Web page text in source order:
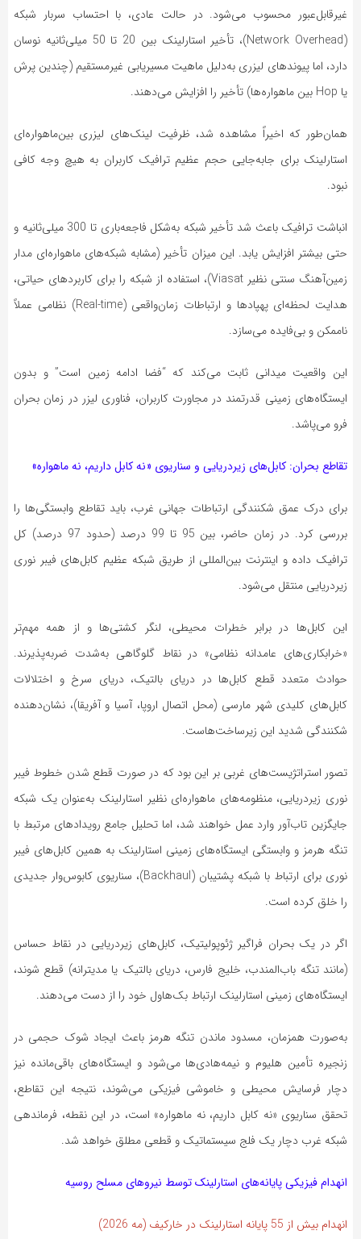
غیرقابل‌عبور محسوب می‌شود. در حالت عادی، با احتساب سربار شبکه
(Network Overhead)، تأخیر استارلینک بین 20 تا 50 میلی‌ثانیه نوسان
دارد، اما پیوندهای لیزری به‌دلیل ماهیت مسیریابی غیرمستقیم (چندین پرش
یا Hop بین ماهواره‌ها) تأخیر را افزایش می‌دهند.
همان‌طور که اخیراً مشاهده شد، ظرفیت لینک‌های لیزری بین‌ماهواره‌ای
استارلینک برای جابه‌جایی حجم عظیم ترافیک کاربران به هیچ وجه کافی
نبود.
انباشت ترافیک باعث شد تأخیر شبکه به‌شکل فاجعه‌باری تا 300 میلی‌ثانیه و
حتی بیشتر افزایش یابد. این میزان تأخیر (مشابه شبکه‌های ماهواره‌ای مدار
زمین‌آهنگ سنتی نظیر Viasat)، استفاده از شبکه را برای کاربردهای حیاتی،
هدایت لحظه‌ای پهپادها و ارتباطات زمان‌واقعی (Real-time) نظامی عملاً
ناممکن و بی‌فایده می‌سازد.
این واقعیت میدانی ثابت می‌کند که “فضا ادامه زمین است” و بدون
ایستگاه‌های زمینی قدرتمند در مجاورت کاربران، فناوری لیزر در زمان بحران
فرو می‌پاشد.
تقاطع بحران: کابل‌های زیردریایی و سناریوی «نه کابل داریم، نه ماهواره»
برای درک عمق شکنندگی ارتباطات جهانی غرب، باید تقاطع وابستگی‌ها را
بررسی کرد. در زمان حاضر، بین 95 تا 99 درصد (حدود 97 درصد) کل
ترافیک داده و اینترنت بین‌المللی از طریق شبکه عظیم کابل‌های فیبر نوری
زیردریایی منتقل می‌شود.
این کابل‌ها در برابر خطرات محیطی، لنگر کشتی‌ها و از همه مهم‌تر
«خرابکاری‌های عامدانه نظامی» در نقاط گلوگاهی به‌شدت ضربه‌پذیرند.
حوادث متعدد قطع کابل‌ها در دریای بالتیک، دریای سرخ و اختلالات
کابل‌های کلیدی شهر مارسی (محل اتصال اروپا، آسیا و آفریقا)، نشان‌دهنده
شکنندگی شدید این زیرساخت‌هاست.
تصور استراتژیست‌های غربی بر این بود که در صورت قطع شدن خطوط فیبر
نوری زیردریایی، منظومه‌های ماهواره‌ای نظیر استارلینک به‌عنوان یک شبکه
جایگزین تاب‌آور وارد عمل خواهند شد، اما تحلیل جامع رویدادهای مرتبط با
تنگه هرمز و وابستگی ایستگاه‌های زمینی استارلینک به همین کابل‌های فیبر
نوری برای ارتباط با شبکه پشتیبان (Backhaul)، سناریوی کابوس‌وار جدیدی
را خلق کرده است.
اگر در یک بحران فراگیر ژئوپولیتیک، کابل‌های زیردریایی در نقاط حساس
(مانند تنگه باب‌المندب، خلیج فارس، دریای بالتیک یا مدیترانه) قطع شوند،
ایستگاه‌های زمینی استارلینک ارتباط بک‌هاول خود را از دست می‌دهند.
به‌صورت همزمان، مسدود ماندن تنگه هرمز باعث ایجاد شوک حجمی در
زنجیره تأمین هلیوم و نیمه‌هادی‌ها می‌شود و ایستگاه‌های باقی‌مانده نیز
دچار فرسایش محیطی و خاموشی فیزیکی می‌شوند، نتیجه این تقاطع،
تحقق سناریوی «نه کابل داریم، نه ماهواره» است، در این نقطه، فرماندهی
شبکه غرب دچار یک فلج سیستماتیک و قطعی مطلق خواهد شد.
انهدام فیزیکی پایانه‌های استارلینک توسط نیروهای مسلح روسیه
انهدام بیش از 55 پایانه استارلینک در خارکیف (مه 2026)